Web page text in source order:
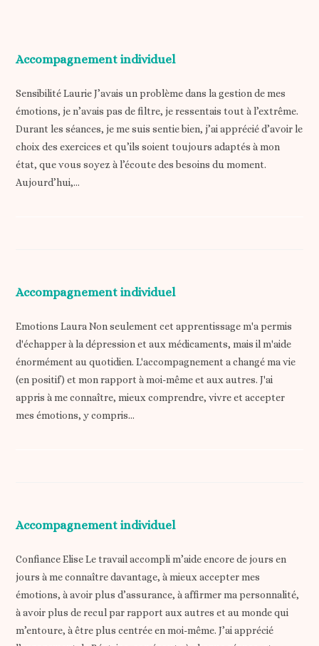
Accompagnement individuel
Sensibilité Laurie J’avais un problème dans la gestion de mes
émotions, je n’avais pas de filtre, je ressentais tout à l’extrême.
Durant les séances, je me suis sentie bien, j’ai apprécié d’avoir le
choix des exercices et qu’ils soient toujours adaptés à mon
état, que vous soyez à l’écoute des besoins du moment.
Aujourd’hui,…
Accompagnement individuel
Emotions Laura Non seulement cet apprentissage m'a permis
d'échapper à la dépression et aux médicaments, mais il m'aide
énormément au quotidien. L'accompagnement a changé ma vie
(en positif) et mon rapport à moi-même et aux autres. J'ai
appris à me connaître, mieux comprendre, vivre et accepter
mes émotions, y compris…
Accompagnement individuel
Confiance Elise Le travail accompli m’aide encore de jours en
jours à me connaître davantage, à mieux accepter mes
émotions, à avoir plus d’assurance, à affirmer ma personnalité,
à avoir plus de recul par rapport aux autres et au monde qui
m’entoure, à être plus centrée en moi-même. J’ai apprécié